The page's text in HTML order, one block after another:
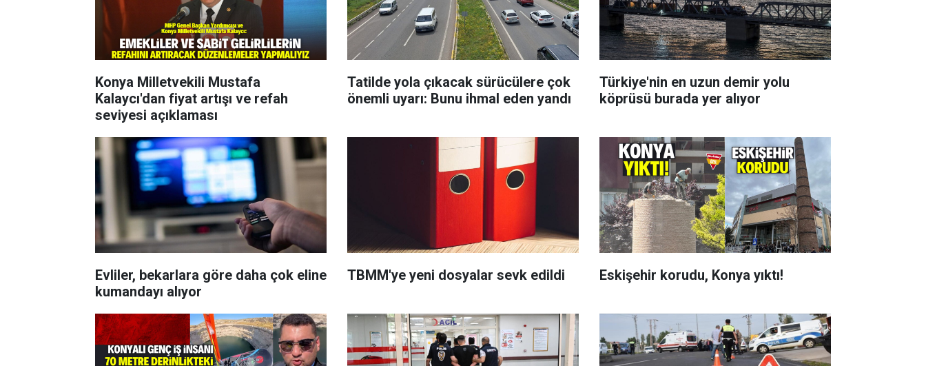
Konya Milletvekili Mustafa
Kalaycı'dan fiyat artışı ve refah
seviyesi açıklaması
Tatilde yola çıkacak sürücülere çok
önemli uyarı: Bunu ihmal eden yandı
Türkiye'nin en uzun demir yolu
köprüsü burada yer alıyor
Evliler, bekarlara göre daha çok eline
kumandayı alıyor
TBMM'ye yeni dosyalar sevk edildi Eskişehir korudu, Konya yıktı!